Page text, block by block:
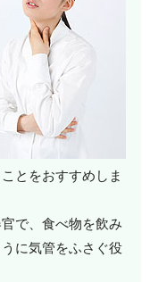
とをおすすめしま
で、食べ物を飲み
に気管をふさぐ役